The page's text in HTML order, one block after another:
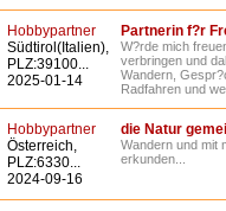
Hobbypartner
Südtirol(Italien),
PLZ:39100...
2025-01-14
Partnerin f?r
W?rde mich
verbringen und
Wandern,
Radfahren und
Hobbypartner
Österreich,
PLZ:6330...
2024-09-16
die Natur
Wandern und mit
erkunden...